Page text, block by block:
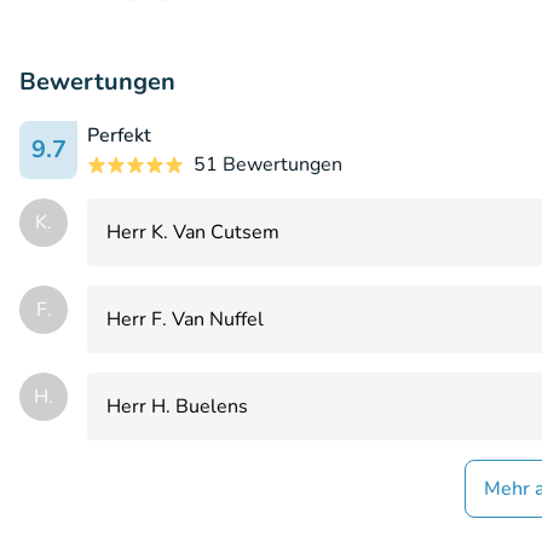
Bewertungen
9.7
Perfekt
51 Bewertungen
K. Herr K. Van Cutsem
F. Herr F. Van Nuffel
H. Herr H. Buelens
Mehr